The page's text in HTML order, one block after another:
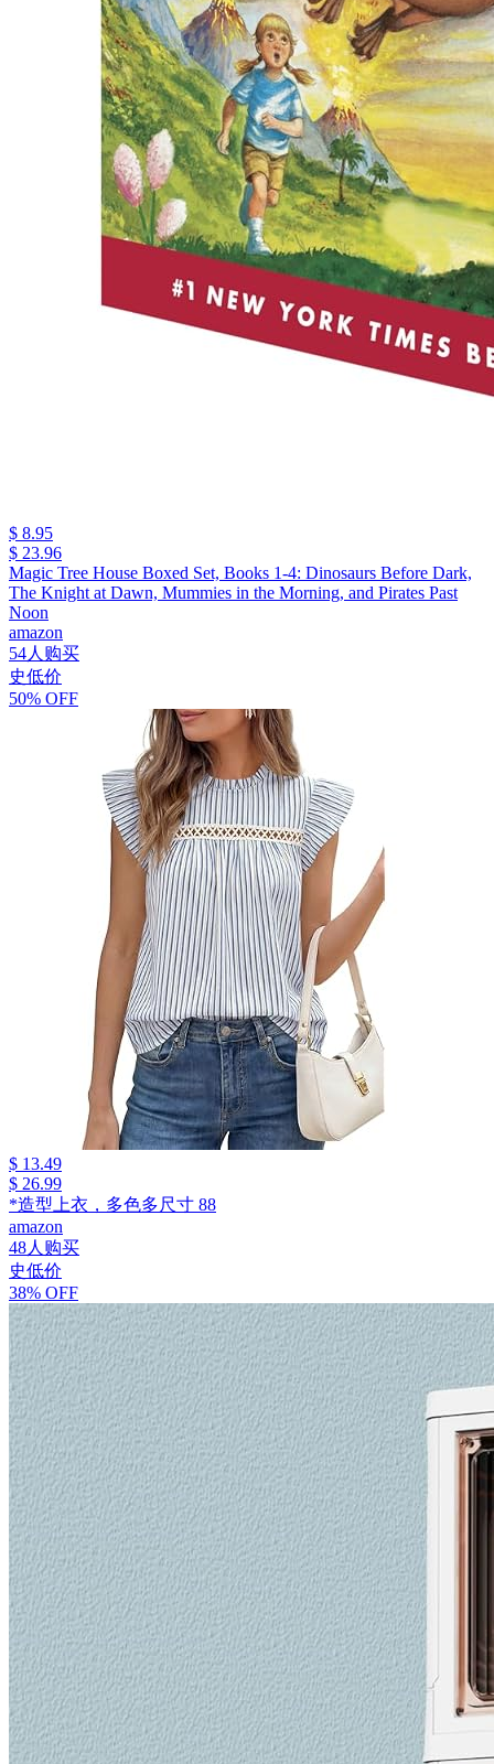
$ 8.95
$ 23.96
Magic Tree House Boxed Set, Books 1-4: Dinosaurs Before Dark,
The Knight at Dawn, Mummies in the Morning, and Pirates Past
Noon
amazon
54人购买
史低价
50% OFF
$ 13.49
$ 26.99
*造型上衣，多色多尺寸 88
amazon
48人购买
史低价
38% OFF